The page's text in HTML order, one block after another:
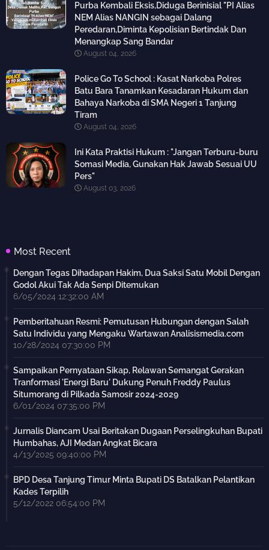
Purba Kembali Eksis,Diduga Berinisial "PI Alias
NEM Alias NANGIN sebagai Dalang
Peredaran,Diminta Kepolisian Bertindak Dan
Menangkap Sang Bandar
August 04, 2026
Police Go To School : Kasat Narkoba Polres
Batu Bara Tanamkan Kesadaran Hukum dan
Bahaya Narkoba di SMA Negeri 1 Tanjung
Tiram
August 04, 2026
Ini Kata Praktisi Hukum : "Jangan Terburu-buru
Somasi Media, Gunakan Hak Jawab Sesuai UU
Pers"
August 03, 2026
Most Recent
Dengan Tegas Dihadapan Hakim, Dua Saksi Satu Mobil Dengan
Godol Akui Tak Ada Senpi Ditemukan
6/05/2024 12:32:00 AM
Pemberitahuan Resmi: Pemutusan Hubungan dengan Salah
Satu Individu yang Mengaku Wartawan Analisismedia.com
10/28/2024 07:30:00 PM
Sampaikan Pernyataan Sikap, Relawan Semangat Gerakan
Tranformasi 'Energi Baru' Dukung Penuh Freddy Paulus
Situmorang di Pilkada Samosir 2024-2029
6/01/2024 07:35:00 PM
Jurnalis Diancam Usai Beritakan Dugaan Perselingkuhan Bupati
Humbahas, AJI Medan Angkat Bicara
4/13/2025 09:40:00 PM
BPD Desa Tanjung Timur Minta Bupati DS Batalkan Pelantikan
Kades Terpilih
5/12/2022 06:54:00 PM